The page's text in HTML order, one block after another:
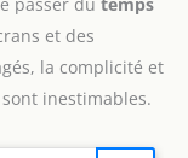
et des
la complicité et
inestimables.